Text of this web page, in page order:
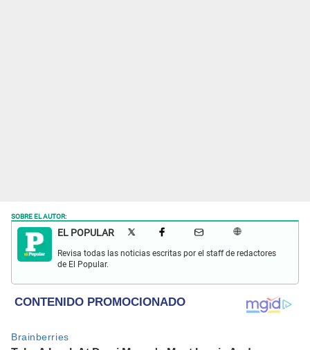
SOBRE EL AUTOR:
EL POPULAR
Revisa todas las noticias escritas por el staff de redactores
de El Popular.